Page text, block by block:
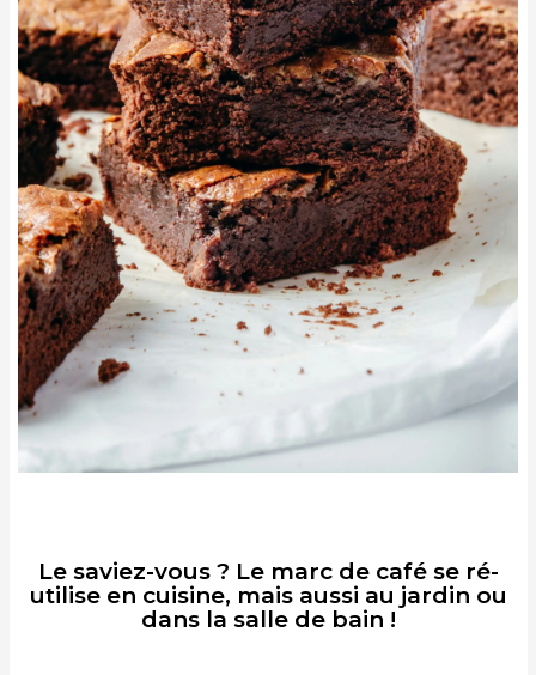
Le saviez-vous ? Le marc de café se ré-
utilise en cuisine, mais aussi au jardin ou
dans la salle de bain !